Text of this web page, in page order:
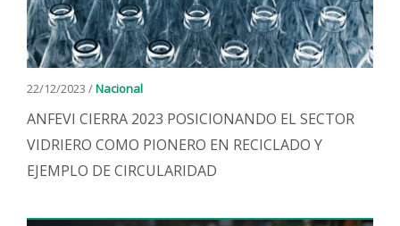
22/12/2023 /Nacional
ANFEVI CIERRA 2023 POSICIONANDO EL SECTOR
VIDRIERO COMO PIONERO EN RECICLADO Y
EJEMPLO DE CIRCULARIDAD